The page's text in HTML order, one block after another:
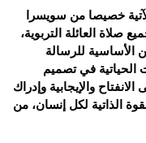
خصيصا من سويسرا
صلاة العائلة التربوية،
الأساسية للرسالة
الحياتية في تصميم
والإيجابية وإدراك
الذاتية لكل إنسان، من